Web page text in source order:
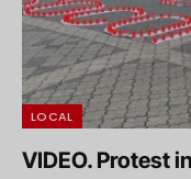
LOCAL
VIDEO. Protest